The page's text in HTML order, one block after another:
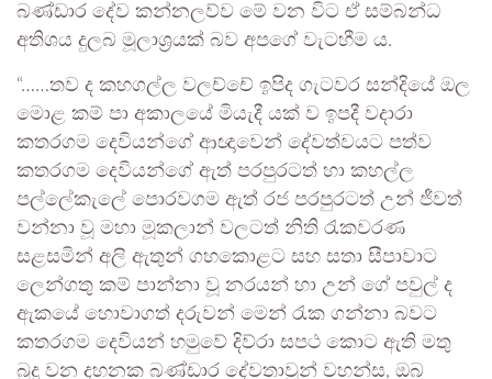
බණ්ඩාර දේව කන්නලව්ව මේ වන විට ඒ සම්බන්ධ
අතිශය දුලබ මූලාශ්‍රයක් බව අපගේ වැටහීම ය.
“……තව ද කහගල්ල වලච්චේ ඉපිද ගැටවර සන්දියේ ඔල
මොළ කම් පා අකාලයේ මියැදී යක් ව ඉපදී වදාරා
කතරගම දෙවියන්ගේ ආඥාවෙන් දේවත්වයට පත්ව
කතරගම දෙවියන්ගේ ඇත් පරපුරටත් හා කහල්ල
පල්ලේකැලේ පොරවගම ඇත් රජ පරපුරටත් උන් ජීවත්
වන්නා වූ මහා මූකලාන් වලටත් නිති රැකවරණ
සළසමින් අලි ඇතුන් ගහකොළට සහ සතා සීපාවාට
ලෙන්ගතු කම් පාන්නා වූ නරයන් හා උන් ගේ පවුල් ද
ඇකයේ හොවාගත් දරුවන් මෙන් රැක ගන්නා බවට
කතරගම දෙවියන් හමුවේ දිව්රා සපථ කොට ඇති මතු
බුදු වන දහනක බණ්ඩාර දේවතාවුන් වහන්ස, ඔබ